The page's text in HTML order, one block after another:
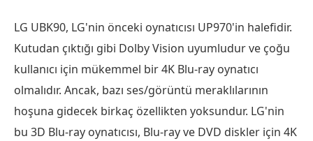
LG UBK90, LG'nin önceki oynatıcısı UP970'in halefidir.
Kutudan çıktığı gibi Dolby Vision uyumludur ve çoğu
kullanıcı için mükemmel bir 4K Blu-ray oynatıcı
olmalıdır. Ancak, bazı ses/görüntü meraklılarının
hoşuna gidecek birkaç özellikten yoksundur. LG'nin
bu 3D Blu-ray oynatıcısı, Blu-ray ve DVD diskler için 4K